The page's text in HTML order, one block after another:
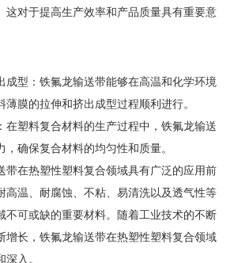
这对于提高生产效率和产品质量具有重要意
成型：铁氟龙输送带能够在高温和化学环境
膜的拉伸和挤出成型过程顺利进行。
在塑料复合材料的生产过程中，铁氟龙输送
确保复合材料的均匀性和质量。
带在热塑性塑料复合领域具有广泛的应用前
高温、耐腐蚀、不粘、易清洗以及透气性等
不可或缺的重要材料。随着工业技术的不断
增长，铁氟龙输送带在热塑性塑料复合领域
入。